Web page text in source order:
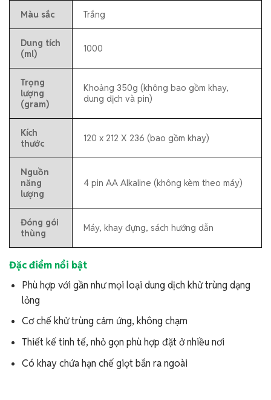
Màu sắc Trắng
Dung tích
(ml)
1000
Trọng
lượng
(gram)
Khoảng 350g (không bao gồm khay,
dung dịch và pin)
Kích
thước
120 x 212 X 236 (bao gồm khay)
Nguồn
năng
lượng
4 pin AA Alkaline (không kèm theo máy)
Đóng gói
thùng
Máy, khay đựng, sách hướng dẫn
Đặc điểm nổi bật
Phù hợp với gần như mọi loại dung dịch khử trùng dạng
lỏng
Cơ chế khử trùng cảm ứng, không chạm
Thiết kế tinh tế, nhỏ gọn phù hợp đặt ở nhiều nơi
Có khay chứa hạn chế giọt bắn ra ngoài